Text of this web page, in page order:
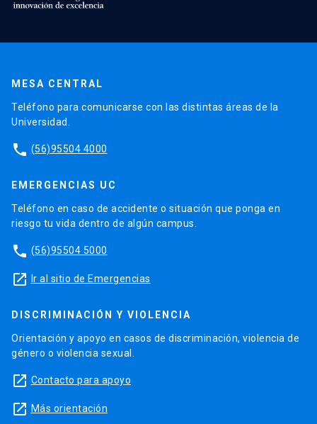
MESA CENTRAL
Teléfono para comunicarse con las distintas áreas de la
Universidad.
phone (56)95504 4000
EMERGENCIAS UC
Teléfono en caso de accidente o situación que ponga en
riesgo tu vida dentro de algún campus.
phone (56)95504 5000
launch Ir al sitio de Emergencias
DISCRIMINACIÓN Y VIOLENCIA
Orientación y apoyo en casos de discriminación, violencia de
género o violencia sexual.
launch Contacto para apoyo
launch Más orientación